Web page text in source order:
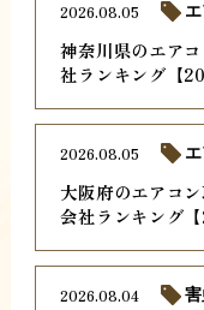
神奈川県のエア
社ランキング【
2026.08.05
大阪府のエアコ
会社ランキング
2026.08.05
2026.08.04